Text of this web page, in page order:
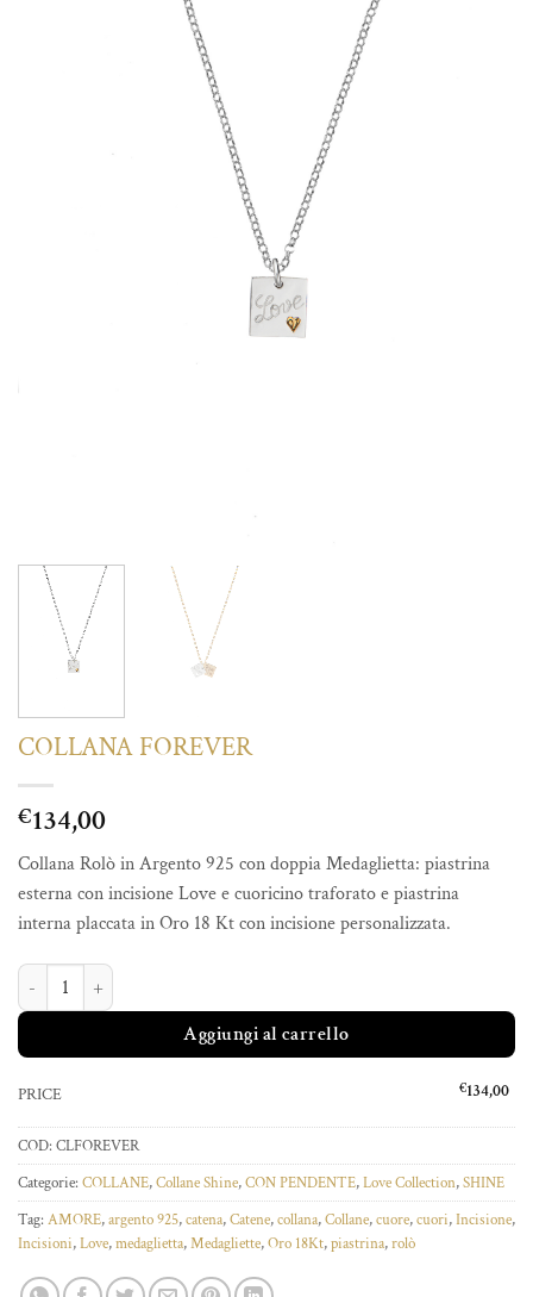
COLLANA FOREVER
€134,00
Collana Rolò in Argento 925 con doppia Medaglietta: piastrina
esterna con incisione Love e cuoricino traforato e piastrina
interna placcata in Oro 18 Kt con incisione personalizzata.
COLLANA FOREVER quantità
Aggiungi al carrello
PRICE €134,00
COD: CLFOREVER
Categorie: COLLANE,Collane Shine,CON PENDENTE,Love Collection,SHINE
Tag: AMORE,argento 925,catena,Catene,collana,Collane,cuore,cuori,Incisione,
Incisioni,Love,medaglietta,Medagliette,Oro 18Kt,piastrina,rolò